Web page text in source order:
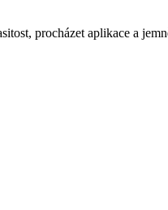
procházet aplikace a